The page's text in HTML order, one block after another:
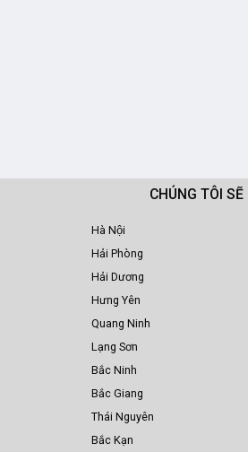
CHÚNG TÔI
Hà Nội
Hải Phòng
Hải Dương
Hưng Yên
Quang Ninh
Lạng Sơn
Bắc Ninh
Bắc Giang
Thái Nguyên
Bắc Kạn